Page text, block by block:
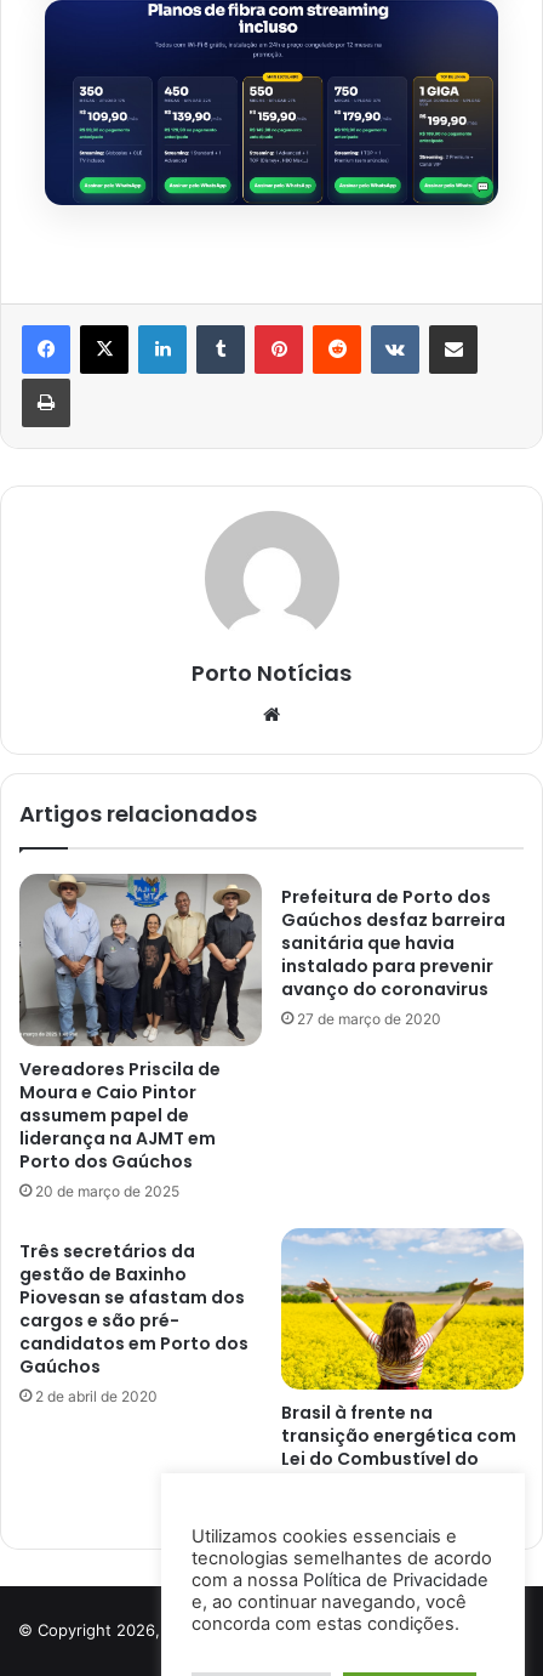
LinkedinTumblr PinterestReddit VK Compartilhar via e-mail
Imprimir
Porto Notícias
Artigos relacionados
Vereadores Priscila de
Moura e Caio Pintor
assumem papel de
liderança na AJMT em
Porto dos Gaúchos
20 de março de 2025
Prefeitura de Porto dos
Gaúchos desfaz barreira
sanitária que havia
instalado para prevenir
avanço do coronavirus
27 de março de 2020
Três secretários da
gestão de Baxinho
Piovesan se afastam dos
cargos e são pré-
candidatos em Porto dos
Gaúchos
2 de abril de 2020
Brasil à frente na
transição energética com
Lei do Combustível do
© Copyright 2026, Todos os direitos reservados a Porto Notícias |
Desenvolvido porIsmael Lima
Utilizamos cookies essenciais e
tecnologias semelhantes de acordo
com a nossa Política de Privacidade
e, ao continuar navegando, você
concorda com estas condições.